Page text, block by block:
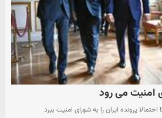
امنیت می رود
پرونده ایران را به شورای امنیت ببرد